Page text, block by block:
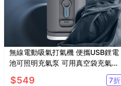
無線電動吸氣打氣機 便攜USB鋰電
池可照明充氣泵 可用真空袋充氣墊
$549 7折